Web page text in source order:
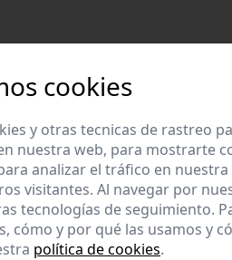
garantizada
con esmero la calidad de
productos.
cookies
y otras tecnicas de rastreo
nuestra web, para mostrarte
analizar el tráfico en
visitantes. Al navegar por
tecnologías de seguimiento.
cómo y por qué las usamos y
política de cookies.